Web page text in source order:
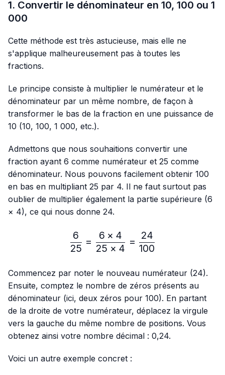
1. Convertir le dénominateur en 10, 100 ou 1
000
Cette méthode est très astucieuse, mais elle ne
s'applique malheureusement pas à toutes les
fractions.
Le principe consiste à multiplier le numérateur et le
dénominateur par un même nombre, de façon à
transformer le bas de la fraction en une puissance de
10 (10, 100, 1 000, etc.).
Admettons que nous souhaitions convertir une
fraction ayant 6 comme numérateur et 25 comme
dénominateur. Nous pouvons facilement obtenir 100
en bas en multipliant 25 par 4. Il ne faut surtout pas
oublier de multiplier également la partie supérieure (6
× 4), ce qui nous donne 24.
\frac{6}{25}=\frac{6 ×
25
6
=
25 × 4
6 × 4
=
100
24
Commencez par noter le nouveau numérateur (24).
Ensuite, comptez le nombre de zéros présents au
dénominateur (ici, deux zéros pour 100). En partant
de la droite de votre numérateur, déplacez la virgule
vers la gauche du même nombre de positions. Vous
obtenez ainsi votre nombre décimal : 0,24.
Voici un autre exemple concret :